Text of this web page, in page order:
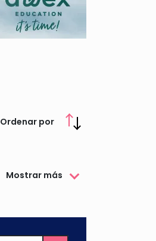
Ordenar por
Mostrar más